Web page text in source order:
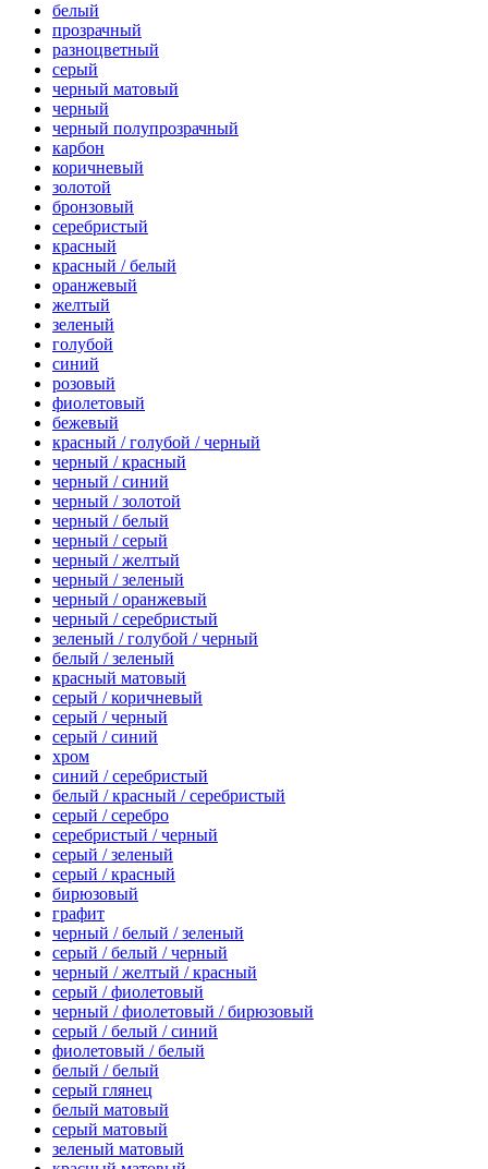
белый
прозрачный
разноцветный
серый
черный матовый
черный
черный полупрозрачный
карбон
коричневый
золотой
бронзовый
серебристый
красный
красный / белый
оранжевый
желтый
зеленый
голубой
синий
розовый
фиолетовый
бежевый
красный / голубой / черный
черный / красный
черный / синий
черный / золотой
черный / белый
черный / серый
черный / желтый
черный / зеленый
черный / оранжевый
черный / серебристый
зеленый / голубой / черный
белый / зеленый
красный матовый
серый / коричневый
серый / черный
серый / синий
хром
синий / серебристый
белый / красный / серебристый
серый / серебро
серебристый / черный
серый / зеленый
серый / красный
бирюзовый
графит
черный / белый / зеленый
серый / белый / черный
черный / желтый / красный
серый / фиолетовый
черный / фиолетовый / бирюзовый
серый / белый / синий
фиолетовый / белый
белый / белый
серый глянец
белый матовый
серый матовый
зеленый матовый